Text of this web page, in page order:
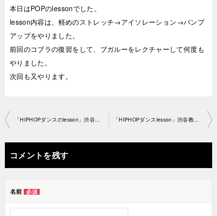
本日はPOPのlessonでした。
lesson内容は、軽めのストレッチ→アイソレーション→パンプ
アップをやりました。
前回のコブラの復習をして、ブガルーをレクチャーして何度も
やりました。
次回も又やります。
投
ナ
ビ
ー
コメントを残す
名前 必須